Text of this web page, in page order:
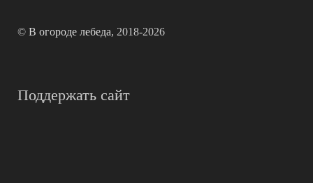
© В огороде лебеда, 2018-2026
Поддержать сайт